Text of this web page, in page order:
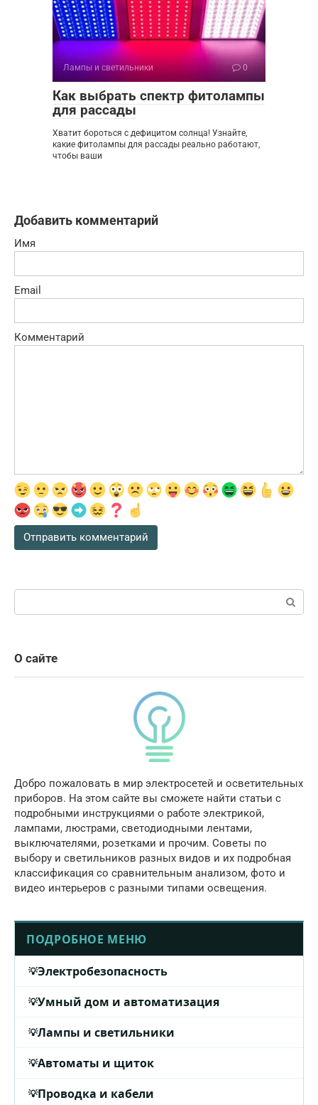
Лампы и светильники 0
Как выбрать спектр фитолампы
для рассады
Хватит бороться с дефицитом солнца! Узнайте,
какие фитолампы для рассады реально работают,
чтобы ваши
Добавить комментарий
Имя
Email
Комментарий
О сайте
Добро пожаловать в мир электросетей и осветительных
приборов. На этом сайте вы сможете найти статьи с
подробными инструкциями о работе электрикой,
лампами, люстрами, светодиодными лентами,
выключателями, розетками и прочим. Советы по
выбору и светильников разных видов и их подробная
классификация со сравнительным анализом, фото и
видео интерьеров с разными типами освещения.
ПОДРОБНОЕ МЕНЮ
Электробезопасность
Умный дом и автоматизация
Лампы и светильники
Автоматы и щиток
Проводка и кабели